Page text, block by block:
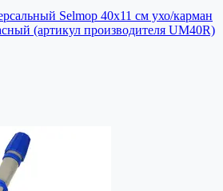
Selmop 40х11 см ухо/карман
(артикул производителя UM40R)